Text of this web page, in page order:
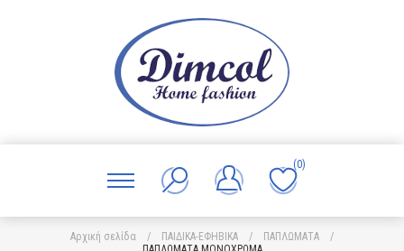
(0)
Αρχική σελίδα / ΠΑΙΔΙΚΑ-ΕΦΗΒΙΚΑ / ΠΑΠΛΩΜΑΤΑ
/